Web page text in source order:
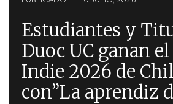
Estudiantes y
Duoc UC ganan
Indie 2026 de
con”La aprendiz